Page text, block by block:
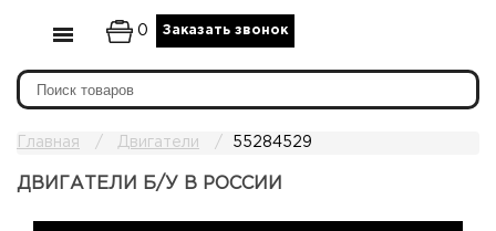
0 Заказать звонок
Главная Двигатели 55284529
ДВИГАТЕЛИ Б/У В РОССИИ